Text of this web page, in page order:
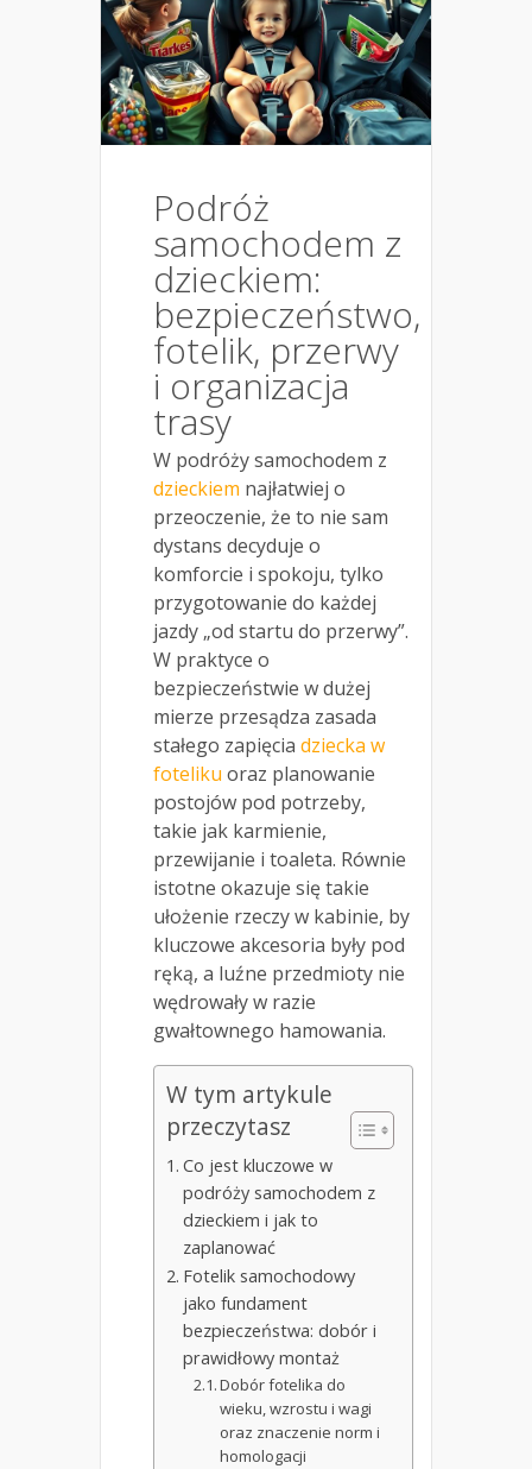
Podróż
samochodem z
dzieckiem:
bezpieczeństwo,
fotelik, przerwy
i organizacja
trasy
W podróży samochodem z
dzieckiem najłatwiej o
przeoczenie, że to nie sam
dystans decyduje o
komforcie i spokoju, tylko
przygotowanie do każdej
jazdy „od startu do przerwy”.
W praktyce o
bezpieczeństwie w dużej
mierze przesądza zasada
stałego zapięcia dziecka w
foteliku oraz planowanie
postojów pod potrzeby,
takie jak karmienie,
przewijanie i toaleta. Równie
istotne okazuje się takie
ułożenie rzeczy w kabinie, by
kluczowe akcesoria były pod
ręką, a luźne przedmioty nie
wędrowały w razie
gwałtownego hamowania.
W tym artykule
przeczytasz
Co jest kluczowe w
podróży samochodem z
dzieckiem i jak to
zaplanować
Fotelik samochodowy
jako fundament
bezpieczeństwa: dobór i
prawidłowy montaż
Dobór fotelika do
wieku, wzrostu i wagi
oraz znaczenie norm i
homologacji